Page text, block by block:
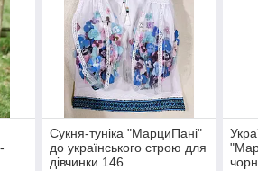
Сукня-туніка "МарциПані"
до українського строю для
дівчинки 146